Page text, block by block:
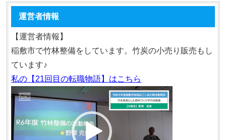
運営者情報
【運営者情報】
稲敷市で竹林整備をしています。竹炭の小売り販売もし
ています♪
私の【21回目の転職物語】はこちら
画
プ
レ